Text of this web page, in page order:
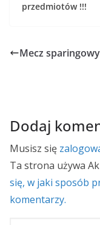
przedmiotów !!!
Mecz
Dodaj
Musisz się
Ta strona używa
się, w jaki sposób
komentarzy.